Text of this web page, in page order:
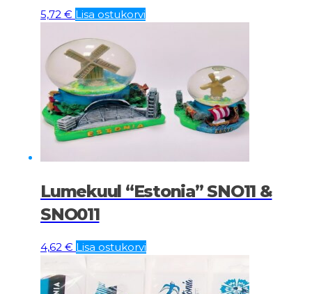
5,72 € Lisa ostukorvi
Lumekuul “Estonia” SNO11 &
SNO011
4,62 € Lisa ostukorvi